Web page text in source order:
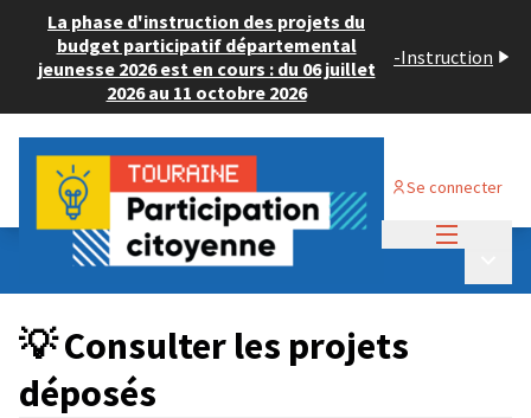
La phase d'instruction des projets du
budget participatif départemental
jeunesse 2026 est en cours : du 06 juillet
2026 au 11 octobre 2026
-Instruction
Se connecter
Budget Participatif JEUNESSE 2024
💡 Consulter les projets déposés
💡 Consulter les projets
déposés